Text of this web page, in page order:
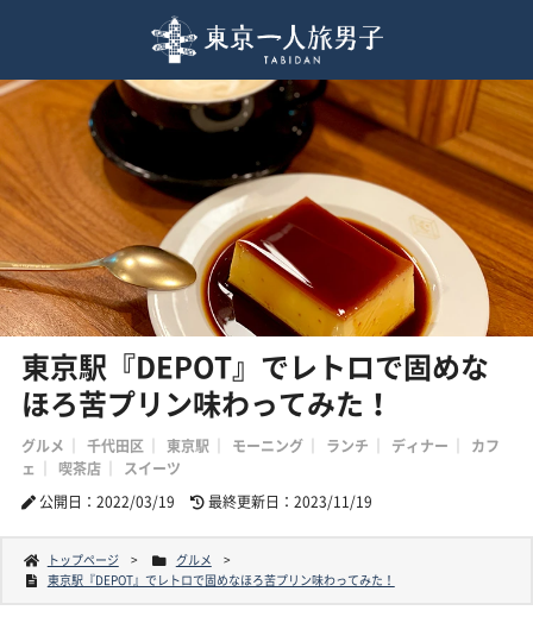
東京駅『DEPOT』でレトロで固めな
ほろ苦プリン味わってみた！
グルメ 千代田区 東京駅 モーニング ランチ ディナー
カフ
ェ
喫茶店
スイーツ
公開日：2022/03/19
最終更新日：2023/11/19
トップページ
グルメ
東京駅『DEPOT』でレトロで固めなほろ苦プリン味わってみた！